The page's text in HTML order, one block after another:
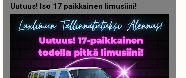
Uutuus! Iso 17 paikkainen limusiini!